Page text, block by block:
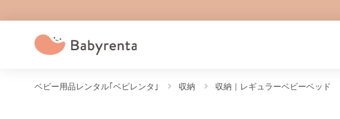
ベビー用品レンタル｢ベビレンタ｣ 収納 収納｜レギュラーベビーベッド